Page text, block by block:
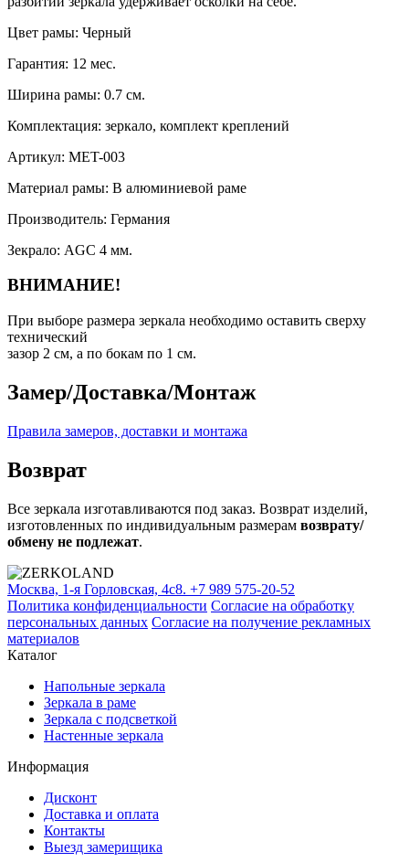
Цвет рамы: Черный
Гарантия: 12 мес.
Ширина рамы: 0.7 см.
Комплектация: зеркало, комплект креплений
Артикул: MET-003
Материал рамы: В алюминиевой раме
Производитель: Германия
Зекрало: AGC 4 мм.
ВНИМАНИЕ!
При выборе размера зеркала необходимо оставить сверху
технический
зазор 2 см, а по бокам по 1 см.
Замер/Доставка/Монтаж
Правила замеров, доставки и монтажа
Возврат
Все зеркала изготавливаются под заказ. Возврат изделий,
изготовленных по индивидуальным размерам возврату/
обмену не подлежат.
Москва, 1-я Горловская, 4c8. +7 989 575-20-52
Политика конфиденциальности Согласие на обработку
персональных данных Согласие на получение рекламных
материалов
Каталог
Напольные зеркала
Зеркала в раме
Зеркала с подсветкой
Настенные зеркала
Информация
Дисконт
Доставка и оплата
Контакты
Выезд замерищика